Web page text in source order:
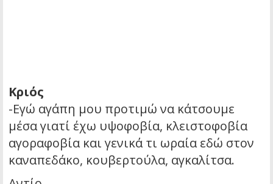
Κριός
-Εγώ αγάπη μου προτιμώ να κάτσουμε
μέσα γιατί έχω υψοφοβία, κλειστοφοβία
αγοραφοβία και γενικά τι ωραία εδώ στον
καναπεδάκο, κουβερτούλα, αγκαλίτσα.